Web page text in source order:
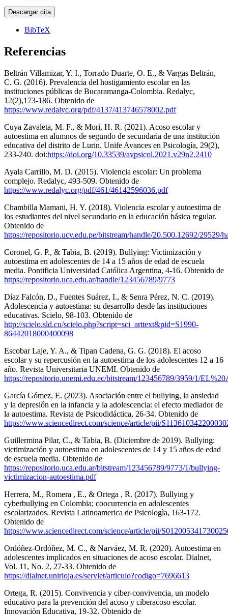
Descargar cita
BibTeX
Referencias
Beltrán Villamizar, Y. I., Torrado Duarte, O. E., & Vargas Beltrán,
C. G. (2016). Prevalencia del hostigamiento escolar en las
instituciones públicas de Bucaramanga-Colombia. Redalyc,
12(2),173-186. Obtenido de
https://www.redalyc.org/pdf/4137/413746578002.pdf
Cuya Zavaleta, M. F., & Mori, H. R. (2021). Acoso escolar y
autoestima en alumnos de segundo de secundaria de una institución
educativa del distrito de Lurin. Unife Avances en Psicología, 29(2),
233-240. doi:https://doi.org/10.33539/avpsicol.2021.v29n2.2410
Ayala Carrillo, M. D. (2015). Violencia escolar: Un problema
complejo. Redalyc, 493-509. Obtenido de
https://www.redalyc.org/pdf/461/46142596036.pdf
Chambilla Mamani, H. Y. (2018). Violencia escolar y autoestima de
los estudiantes del nivel secundario en la educación básica regular.
Obtenido de
https://repositorio.ucv.edu.pe/bitstream/handle/20.500.12692/29529/
Coronel, G. P., & Tabia, B. (2019). Bullying: Victimización y
autoestima en adolescentes de 14 a 15 años de edad de escuela
media. Pontificia Universidad Católica Argentina, 4-16. Obtenido de
https://repositorio.uca.edu.ar/handle/123456789/9773
Díaz Falcón, D., Fuentes Suárez, I., & Senra Pérez, N. C. (2019).
Adolescencia y autoestima: su desarrollo desde las instituciones
educativas. Scielo, 98-103. Obtenido de
http://scielo.sld.cu/scielo.php?script=sci_arttext&pid=S1990-
86442018000400098
Escobar Laje, Y. A., & Tipan Cadena, G. G. (2018). El acoso
escolar y su repercusión en la autoestima de los adolescentes 12 a 16
año. Revista Universitaria UNEMI. Obtenido de
https://repositorio.unemi.edu.ec/bitstream/123456789/3959/1/
García Gómez, E. (2023). Asociación entre el bullying, la ansiedad
y la depresión en la infancia y la adolescencia: el efecto mediador de
la autoestima. Revista de Psicodidáctica, 26-34. Obtenido de
https://www.sciencedirect.com/science/article/pii/
Guillermina Pilar, C., & Tabia, B. (Diciembre de 2019). Bullying:
victimización y autoestima en adolescentes de 14 y 15 años de edad
de escuela media. Obtenido de
https://repositorio.uca.edu.ar/bitstream/123456789/9773/1/bullying-
victimizacion-autoestima.pdf
Herrera, M., Romera , E., & Ortega , R. (2017). Bullying y
cyberbullying en Colombia; coocurrencia en adolescentes
escolarizados. Revista Latinoamerica de Psicologìa, 163-172.
Obtenido de
https://www.sciencedirect.com/science/article/pii/
Ordóñez-Ordóñez, M. C., & Narváez, M. R. (2020). Autoestima en
adolescentes implicados en situaciones de acoso escolar. Dialnet,
Vol. 11, No. 2, 27-33. Obtenido de
https://dialnet.unirioja.es/servlet/articulo?codigo=7696613
Ortega, R. (2015). Convivencia y ciber-convivencia, un modelo
educativo para la prevención del acoso y ciberacoso escolar.
Innovaciòn Educativa, 19-32. Obtenido de